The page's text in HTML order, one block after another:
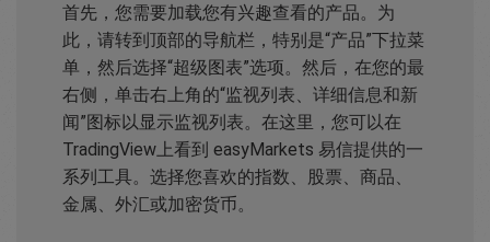
首先，您需要加载您有兴趣查看的产品。为
此，请转到顶部的导航栏，特别是“产品”下拉菜
单，然后选择“超级图表”选项。然后，在您的最
右侧，单击右上角的“监视列表、详细信息和新
闻”图标以显示监视列表。在这里，您可以在
TradingView上看到 easyMarkets 易信提供的一
系列工具。选择您喜欢的指数、股票、商品、
金属、外汇或加密货币。